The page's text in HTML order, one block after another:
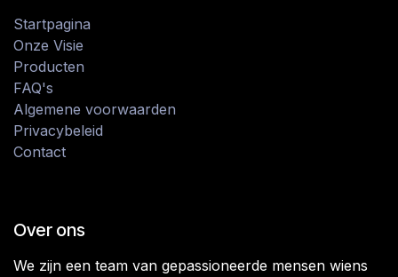
Startpagina
Onze Visie
Producten
FAQ's
Algemene voorwaarden
Privacybeleid
Contact
Over ons
We zijn een team van gepassioneerde mensen wiens